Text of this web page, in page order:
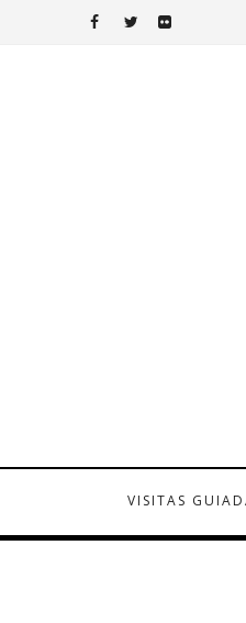
VISITAS